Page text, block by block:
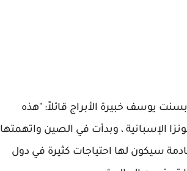
يوسف خبيرة الأبراج قائلاً: "هذه
نفس السيناريو الذي حدث في عام 1918 في الإنفلونزا الإسبانية ، وبدأت في الصين واتهمتها
سيكون لها احتياجات كثيرة في دول